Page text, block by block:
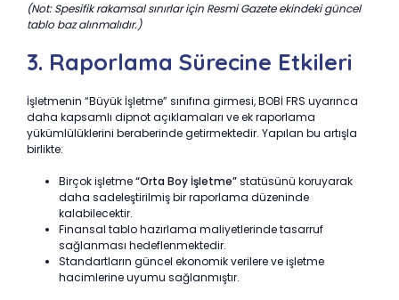
(Not: Spesifik rakamsal sınırlar için Resmi Gazete ekindeki güncel
tablo baz alınmalıdır.)
3. Raporlama Sürecine Etkileri
İşletmenin “Büyük İşletme” sınıfına girmesi, BOBİ FRS uyarınca
daha kapsamlı dipnot açıklamaları ve ek raporlama
yükümlülüklerini beraberinde getirmektedir. Yapılan bu artışla
birlikte:
Birçok işletme“Orta Boy İşletme”statüsünü koruyarak
daha sadeleştirilmiş bir raporlama düzeninde
kalabilecektir.
Finansal tablo hazırlama maliyetlerinde tasarruf
sağlanması hedeflenmektedir.
Standartların güncel ekonomik verilere ve işletme
hacimlerine uyumu sağlanmıştır.